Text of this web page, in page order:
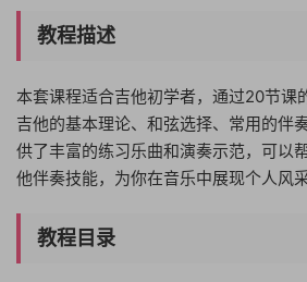
教程描述
本套课程适合吉他初学者，通过20节课
吉他的基本理论、和弦选择、常用的伴
供了丰富的练习乐曲和演奏示范，可以
他伴奏技能，为你在音乐中展现个人风
教程目录